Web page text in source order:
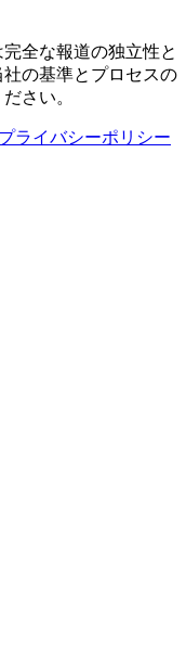
全な報道の独立性と
の基準とプロセスの
さい。
ライバシーポリシー